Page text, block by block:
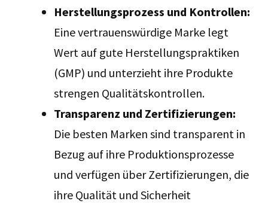
Herstellungsprozess und Kontrollen:
Eine vertrauenswürdige Marke legt
Wert auf gute Herstellungspraktiken
(GMP) und unterzieht ihre Produkte
strengen Qualitätskontrollen.
Transparenz und Zertifizierungen:
Die besten Marken sind transparent in
Bezug auf ihre Produktionsprozesse
und verfügen über Zertifizierungen, die
ihre Qualität und Sicherheit